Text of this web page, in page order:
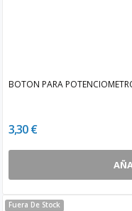
BOTON PARA
3,30 €
Fuera De Stock